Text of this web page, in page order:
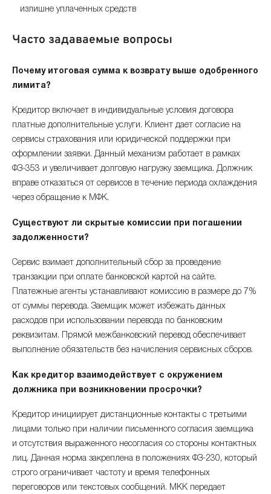
излишне уплаченных средств
Часто задаваемые вопросы
Почему итоговая сумма к возврату выше одобренного
лимита?
Кредитор включает в индивидуальные условия договора
платные дополнительные услуги. Клиент дает согласие на
сервисы страхования или юридической поддержки при
оформлении заявки. Данный механизм работает в рамках
ФЗ-353 и увеличивает долговую нагрузку заемщика. Должник
вправе отказаться от сервисов в течение периода охлаждения
через обращение к МФК.
Существуют ли скрытые комиссии при погашении
задолженности?
Сервис взимает дополнительный сбор за проведение
транзакции при оплате банковской картой на сайте.
Платежные агенты устанавливают комиссию в размере до 7%
от суммы перевода. Заемщик может избежать данных
расходов при использовании перевода по банковским
реквизитам. Прямой межбанковский перевод обеспечивает
выполнение обязательств без начисления сервисных сборов.
Как кредитор взаимодействует с окружением
должника при возникновении просрочки?
Кредитор инициирует дистанционные контакты с третьими
лицами только при наличии письменного согласия заемщика
и отсутствия выраженного несогласия со стороны контактных
лиц. Данная норма закреплена в положениях ФЗ-230, который
строго ограничивает частоту и время телефонных
переговоров или текстовых сообщений. МКК передает